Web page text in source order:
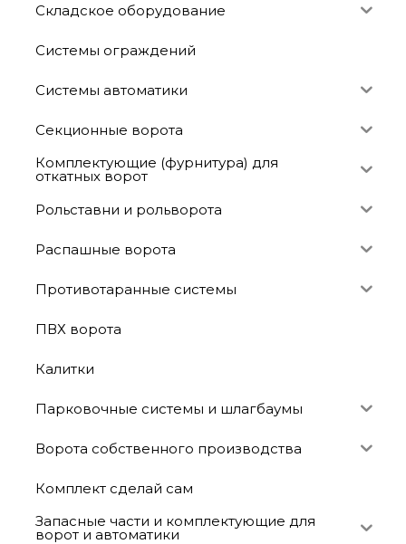
Складское оборудование
Системы ограждений
Системы автоматики
Секционные ворота
Комплектующие (фурнитура) для
откатных ворот
Рольставни и рольворота
Распашные ворота
Противотаранные системы
ПВХ ворота
Калитки
Парковочные системы и шлагбаумы
Ворота собственного производства
Комплект сделай сам
Запасные части и комплектующие для
ворот и автоматики